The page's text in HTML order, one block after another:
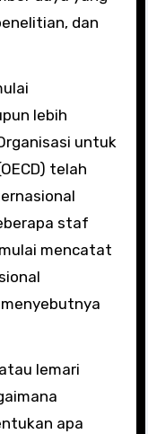
dan
lebih
untuk
telah
staf
mencatat
lemari
apa